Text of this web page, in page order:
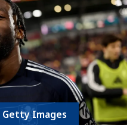
Getty Images